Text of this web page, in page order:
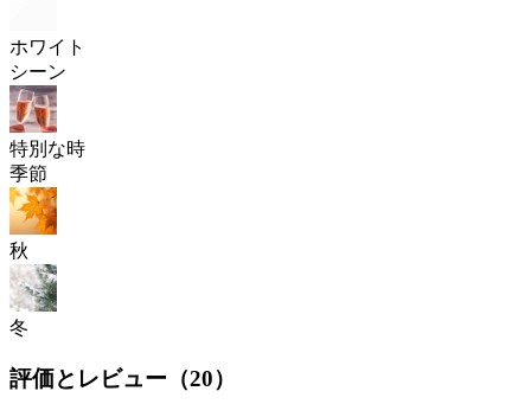
ホワイト
シーン
特別な時
季節
秋
冬
評価とレビュー（20）